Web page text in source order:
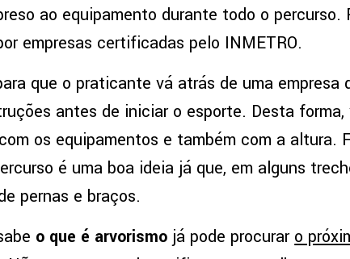
ao equipamento durante todo o percurso.
empresas certificadas pelo INMETRO.
que o praticante vá atrás de uma empresa
antes de iniciar o esporte. Desta
os equipamentos e também com a altura.
é uma boa ideia já que, em alguns
pernas e braços.
o que é arvorismo já pode procurar o